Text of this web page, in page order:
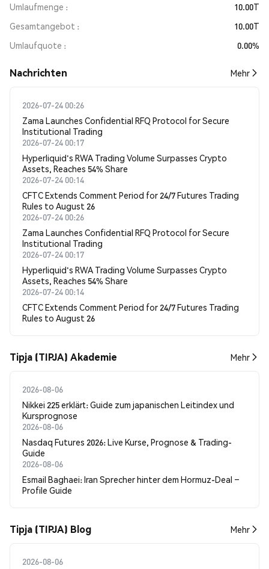
Umlaufmenge
10.00T
Gesamtangebot
10.00T
Umlaufquote
0.00%
Nachrichten Mehr
2026-07-24 00:26
Zama Launches Confidential RFQ Protocol for Secure
Institutional Trading
2026-07-24 00:17
Hyperliquid's RWA Trading Volume Surpasses Crypto
Assets, Reaches 54% Share
2026-07-24 00:14
CFTC Extends Comment Period for 24/7 Futures Trading
Rules to August 26
2026-07-24 00:26
Zama Launches Confidential RFQ Protocol for Secure
Institutional Trading
2026-07-24 00:17
Hyperliquid's RWA Trading Volume Surpasses Crypto
Assets, Reaches 54% Share
2026-07-24 00:14
CFTC Extends Comment Period for 24/7 Futures Trading
Rules to August 26
Tipja (TIPJA) Akademie Mehr
2026-08-06
Nikkei 225 erklärt: Guide zum japanischen Leitindex und
Kursprognose
2026-08-06
Nasdaq Futures 2026: Live Kurse, Prognose & Trading-
Guide
2026-08-06
Esmail Baghaei: Iran Sprecher hinter dem Hormuz-Deal –
Profile Guide
Tipja (TIPJA) Blog Mehr
2026-08-06